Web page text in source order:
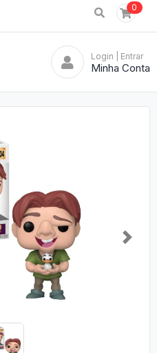
0
Login | Entrar
Minha Conta
Next